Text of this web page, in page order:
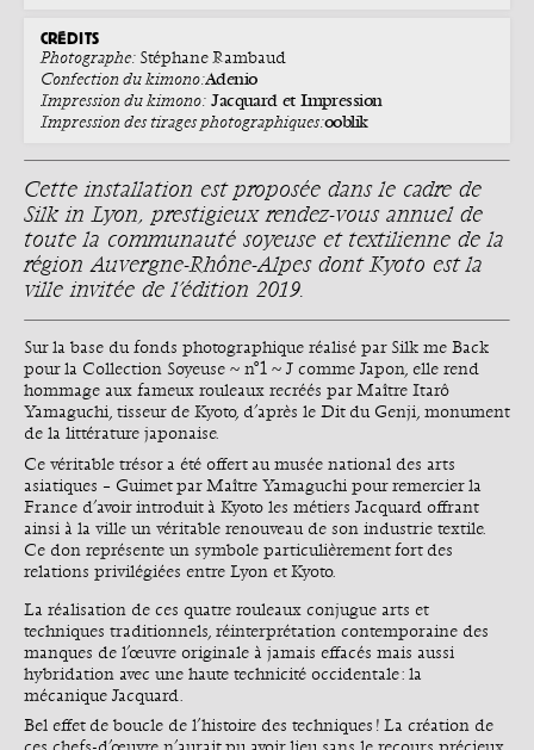
CRÉDITS
Photographe : Stéphane Rambaud
Confection du kimono :Adenio
Impression du kimono : Jacquard et Impression
Impression des tirages photographiques :ooblik
Cette installation est proposée dans le cadre de
Silk in Lyon, prestigieux rendez-vous annuel de
toute la communauté soyeuse et textilienne de la
région Auvergne-Rhône-Alpes dont Kyoto est la
ville invitée de l’édition 2019.
Sur la base du fonds photographique réalisé par Silk me Back
pour la Collection Soyeuse ~ n°1 ~ J comme Japon, elle rend
hommage aux fameux rouleaux recréés par Maître Itarô
Yamaguchi, tisseur de Kyoto, d’après le Dit du Genji, monument
de la littérature japonaise.
Ce véritable trésor a été offert au musée national des arts
asiatiques – Guimet par Maître Yamaguchi pour remercier la
France d’avoir introduit à Kyoto les métiers Jacquard offrant
ainsi à la ville un véritable renouveau de son industrie textile.
Ce don représente un symbole particulièrement fort des
relations privilégiées entre Lyon et Kyoto.
La réalisation de ces quatre rouleaux conjugue arts et
techniques traditionnels, réinterprétation contemporaine des
manques de l’œuvre originale à jamais effacés mais aussi
hybridation avec une haute technicité occidentale : la
mécanique Jacquard.
Bel effet de boucle de l’histoire des techniques ! La création de